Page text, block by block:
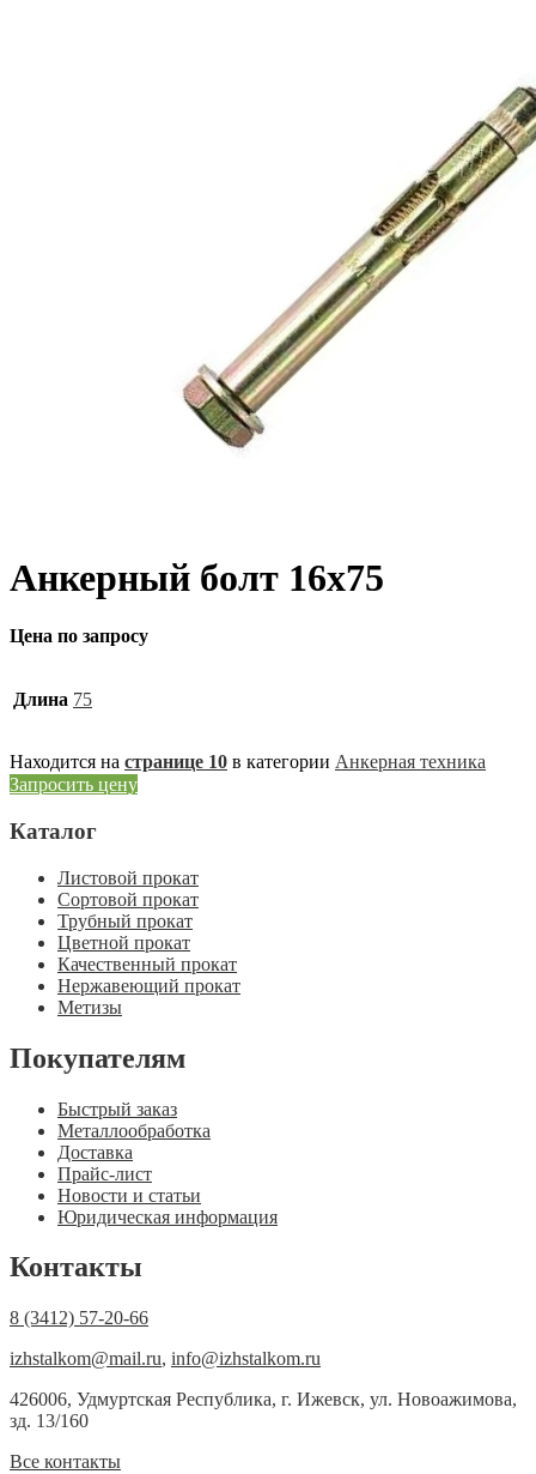
Анкерный болт 16х75
Цена по запросу
Длина 75
Находится на странице 10 в категории Анкерная техника
Запросить цену
Каталог
Листовой прокат
Сортовой прокат
Трубный прокат
Цветной прокат
Качественный прокат
Нержавеющий прокат
Метизы
Покупателям
Быстрый заказ
Металлообработка
Доставка
Прайс-лист
Новости и статьи
Юридическая информация
Контакты
8 (3412) 57-20-66
izhstalkom@mail.ru, info@izhstalkom.ru
426006, Удмуртская Республика, г. Ижевск, ул. Новоажимова,
зд. 13/160
Все контакты